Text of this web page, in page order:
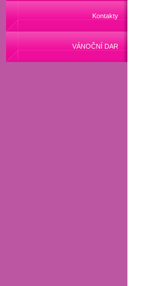
Kontakty
VÁNOČNÍ DAR